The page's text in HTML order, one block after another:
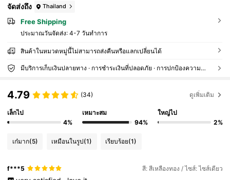
จัดส่งถึง Thailand
Free Shipping
ประมาณวันจัดส่ง: 4-7 วันทำการ
สินค้าในหมวดหมู่นี้ไม่สามารถส่งคืนหรือแลกเปลี่ยนได้
มีบริการเก็บเงินปลายทาง · การชำระเงินที่ปลอดภัย · การปกป้องความเป็นส่วนตัว
4.79 (34) ดูเพิ่มเติม
เล็กไป
4%
เหมาะสม
94%
ใหญ่ไป
2%
เก๋มาก(5) เหมือนในรูป(1) เรียบร้อย(1)
f***5 สี: สีเหลืองทอง / ไซส์: ไซส์เดียว